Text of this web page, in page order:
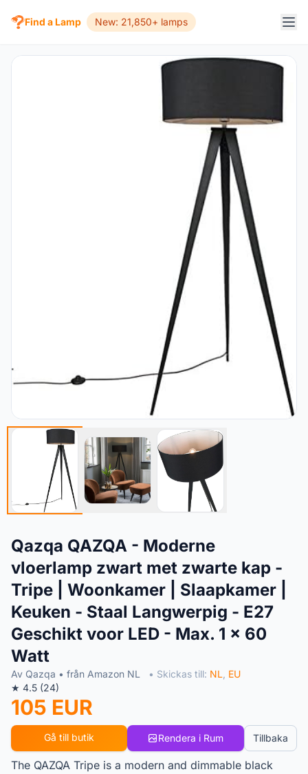
Find a Lamp New: 21,850+ lamps
Qazqa QAZQA - Moderne
vloerlamp zwart met zwarte kap -
Tripe | Woonkamer | Slaapkamer |
Keuken - Staal Langwerpig - E27
Geschikt voor LED - Max. 1 x 60
Watt
Av Qazqa • från Amazon NL • Skickas till: NL, EU
★ 4.5 (24)
105 EUR
Gå till butik Rendera i Rum Tillbaka
The QAZQA Tripe is a modern and dimmable black